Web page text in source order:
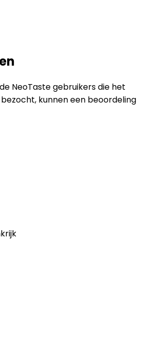
NeoTaste gebruikers die het
kunnen een beoordeling